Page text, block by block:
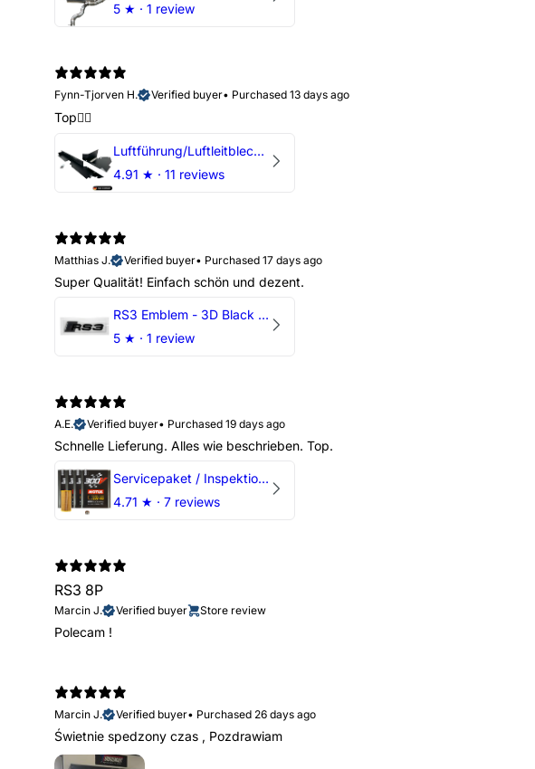
5 ★ · 1 review
Fynn-Tjorven H.
Verified buyer• Purchased 13 days ago
Top👍🏼
Luftführung/Luftleitblech 5" 125mm offene Ansaugung HPerformance
4.91 ★ · 11 reviews
Matthias J.
Verified buyer• Purchased 17 days ago
Super Qualität! Einfach schön und dezent.
RS3 Emblem - 3D Black Edition - Schwarz/Schwarz Logo Modellschriftzug
5 ★ · 1 review
A.E.
Verified buyer• Purchased 19 days ago
Schnelle Lieferung. Alles wie beschrieben. Top.
Servicepaket / Inspektionspaket 1 mit Motul 300V 5W40 - 5W50 für alle 2.5 TFSI Modelle
4.71 ★ · 7 reviews
RS3 8P
Marcin J. Verified buyer Store review
Polecam !
Marcin J.
Verified buyer• Purchased 26 days ago
Świetnie spedzony czas , Pozdrawiam